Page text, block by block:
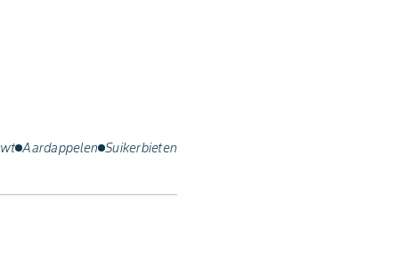
Aardappelen Suikerbieten